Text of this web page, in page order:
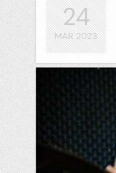
24
MAR2023